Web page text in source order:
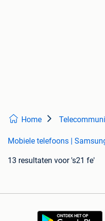
Home
Mobiele telefoons |
13 resultaten voor 's21 fe'